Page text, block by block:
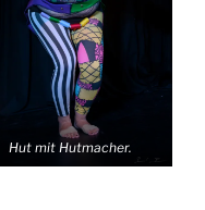
Hut mit Hutmacher.